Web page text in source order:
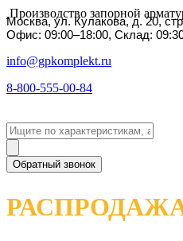
Производство запорной
Москва, ул. Кулакова, д. 20,
Офис: 09:00–18:00, Склад:
info@gpkomplekt.ru
8-800-555-00-84
Обратный звонок